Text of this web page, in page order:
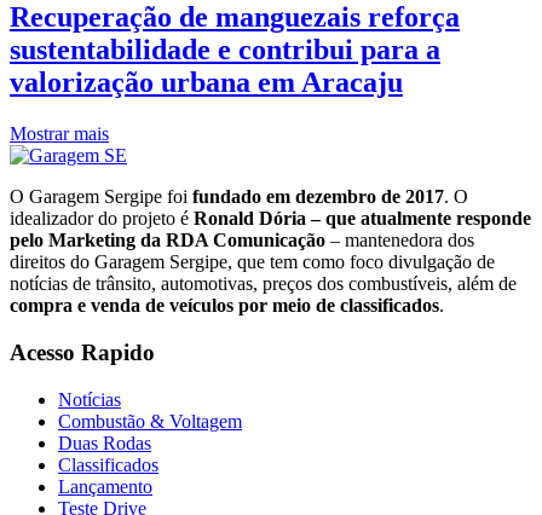
Recuperação de manguezais reforça
sustentabilidade e contribui para a
valorização urbana em Aracaju
Mostrar mais
O Garagem Sergipe foi fundado em dezembro de 2017. O
idealizador do projeto é Ronald Dória – que atualmente responde
pelo Marketing da RDA Comunicação – mantenedora dos
direitos do Garagem Sergipe, que tem como foco divulgação de
notícias de trânsito, automotivas, preços dos combustíveis, além de
compra e venda de veículos por meio de classificados.
Acesso Rapido
Notícias
Combustão & Voltagem
Duas Rodas
Classificados
Lançamento
Teste Drive